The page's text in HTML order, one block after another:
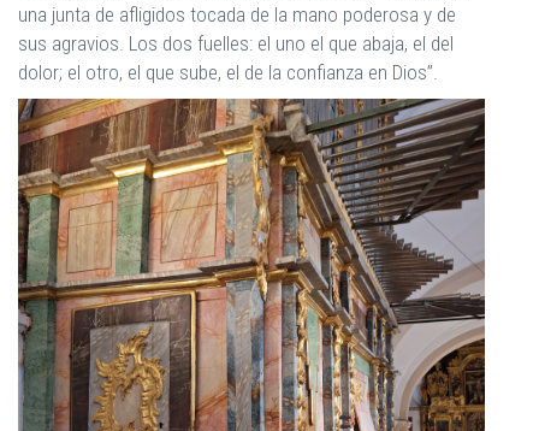
una junta de afligidos tocada de la mano poderosa y de
sus agravios. Los dos fuelles: el uno el que abaja, el del
dolor; el otro, el que sube, el de la confianza en Dios”.